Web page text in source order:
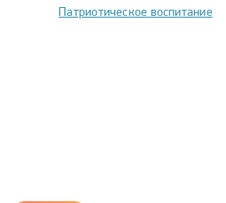
Патриотическое воспитание